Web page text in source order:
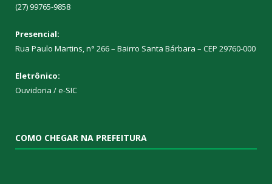
(27) 99765-9858
Presencial:
Rua Paulo Martins, n° 266 – Bairro Santa Bárbara – CEP 29760-000
Eletrônico:
Ouvidoria /e-SIC
COMO CHEGAR NA PREFEITURA